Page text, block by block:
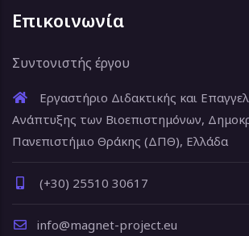
Επικοινωνία
Συντονιστής έργου
Εργαστήριο Διδακτικής και
Ανάπτυξης των Βιοεπιστημόνων,
Πανεπιστήμιο Θράκης (ΔΠΘ), Ελλάδα
(+30) 25510 30617
info@magnet-project.eu